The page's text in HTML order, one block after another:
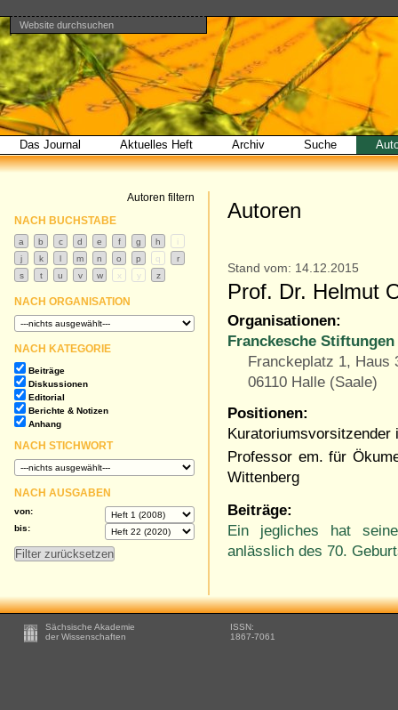
Direkt
zum
Inhalt
|
Direkt
zur
Navigation
Benutzerspezifische
Werkzeuge
Website durchsuchen
Erweiterte
Suche…
Bereiche
Das Journal Aktuelles Heft Archiv Suche
Autoren
Stand vom: 14.12.2015
Prof. Dr. Helmut
Organisationen:
Franckesche
Franckeplatz 1, Haus
06110 Halle (Saale)
Positionen:
Kuratoriumsvorsitzender
Professor em. für
Wittenberg
Beiträge:
Ein jegliches hat
anlässlich des 70.
Autoren filtern
NACH BUCHSTABE
NACH ORGANISATION
NACH KATEGORIE
Beiträge
Diskussionen
Editorial
Berichte & Notizen
Anhang
NACH STICHWORT
NACH AUSGABEN
von:
bis:
Footer
Sächsische Akademie
der Wissenschaften
ISSN:
1867-7061